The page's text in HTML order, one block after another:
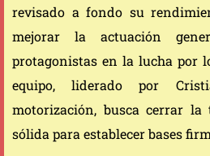
revisado a fondo su
mejorar la actuación
protagonistas en la lucha por
equipo, liderado por
motorización, busca cerrar la
sólida para establecer bases